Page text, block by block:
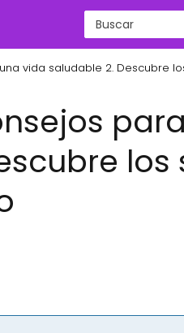
vida saludable 2. Descubre
los